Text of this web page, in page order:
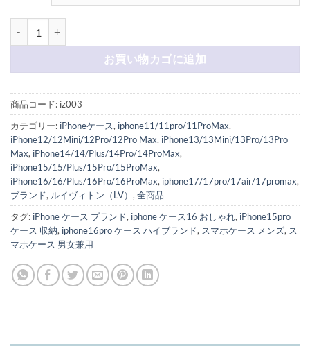
お買い物カゴに追加
商品コード: iz003
カテゴリー: iPhoneケース, iphone11/11pro/11ProMax,
iPhone12/12Mini/12Pro/12Pro Max, iPhone13/13Mini/13Pro/13Pro
Max, iPhone14/14/Plus/14Pro/14ProMax,
iPhone15/15/Plus/15Pro/15ProMax,
iPhone16/16/Plus/16Pro/16ProMax, iphone17/17pro/17air/17promax,
ブランド, ルイヴィトン（LV） , 全商品
タグ: iPhone ケース ブランド, iphone ケース16 おしゃれ, iPhone15pro
ケース 収納, iphone16pro ケース ハイブランド, スマホケース メンズ, ス
マホケース 男女兼用